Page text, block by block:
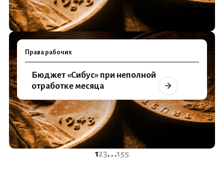
Права рабочих
Бюджет «Сибус» при неполной
отработке месяца
123. . .155